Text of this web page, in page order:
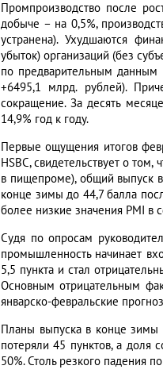
Промпроизводство после
добыче – на 0,5%,
устранена). Ухудшаются
убыток) организаций (без
по предварительным данным
+6495,1 млрд. рублей).
сокращение. За десять
14,9% год к году.
Первые ощущения итогов
HSBC, свидетельствует о
в пищепроме), общий выпуск
конце зимы до 44,7 балла
более низкие значения PMI в
Судя по опросам
промышленность начинает
5,5 пункта и стал
Основным отрицательным
январско-февральские
Планы выпуска в конце зимы
потеряли 45 пунктов, а доля
50%. Столь резкого падения